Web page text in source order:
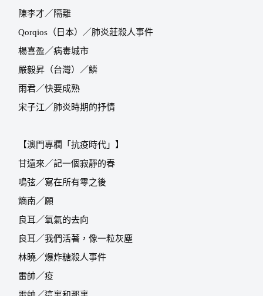
陳李才／隔離
Qorqios （日本）／肺炎莊殺人事件
楊喜盈／病毒城市
嚴毅昇（台灣）／鱗
雨君／快要成熟
宋子江／肺炎時期的抒情
【澳門專欄「抗疫時代」】
甘遠來／記一個寂靜的春
鳴弦／寫在所有零之後
熵南／願
良耳／氧氣的去向
良耳／我們活著，像一粒灰塵
林曉／爆炸糖殺人事件
雷帥／疫